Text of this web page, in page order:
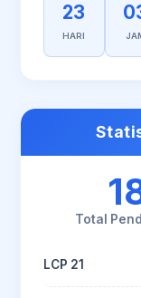
23
HARI
Total
LCP 21